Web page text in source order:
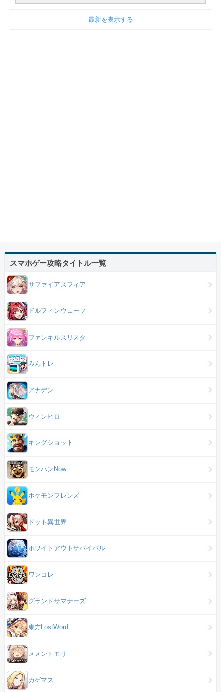
最新を表示する
スマホゲー攻略タイトル一覧
サファイアスフィア
ドルフィンウェーブ
ファンキルスリスタ
みんトレ
アナデン
ウィンヒロ
キングショット
モンハンNow
ポケモンフレンズ
ドット異世界
ホワイトアウトサバイバル
ワンコレ
グランドサマナーズ
東方LostWord
メメントモリ
カゲマス